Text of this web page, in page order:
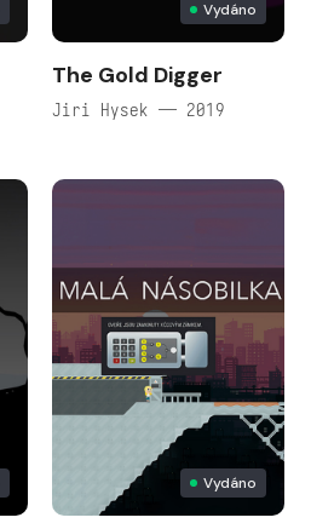
Vydáno
The Gold Digger
Jiri Hysek — 2019
Vydáno